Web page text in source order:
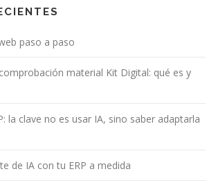
paso a paso
material Kit Digital: qué es y
la clave no es usar IA, sino saber adaptarla
de IA con tu ERP a medida